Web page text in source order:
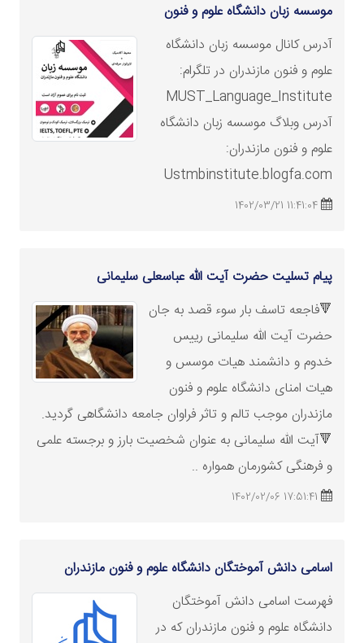
موسسه زبان دانشگاه علوم و فنون
آدرس کانال موسسه زبان دانشگاه
علوم و فنون مازندران در تلگرام:
MUST_Language_Institute
آدرس وبلاگ موسسه زبان دانشگاه
علوم و فنون مازندران:
Ustmbinstitute.blogfa.com
11:41:04 1402/03/21
پیام تسلیت حضرت آیت الله عباسعلی سلیمانی
🔻فاجعه تاسف بار سوء قصد به جان
حضرت آیت الله سلیمانی رییس
خدوم و دانشمند هیات موسس و
هیات امنای دانشگاه علوم و فنون
مازندران موجب تالم و تاثر فراوان جامعه دانشگاهی گردید.‌
🔻آیت الله سلیمانی به عنوان شخصیت بارز و برجسته علمی
و فرهنگی کشورمان همواره ..
17:51:41 1402/02/06
اسامی دانش‏ آموختگان دانشگاه علوم و فنون مازندران
فهرست اسامی دانش‏ آموختگان
دانشگاه علوم و فنون مازندران که در